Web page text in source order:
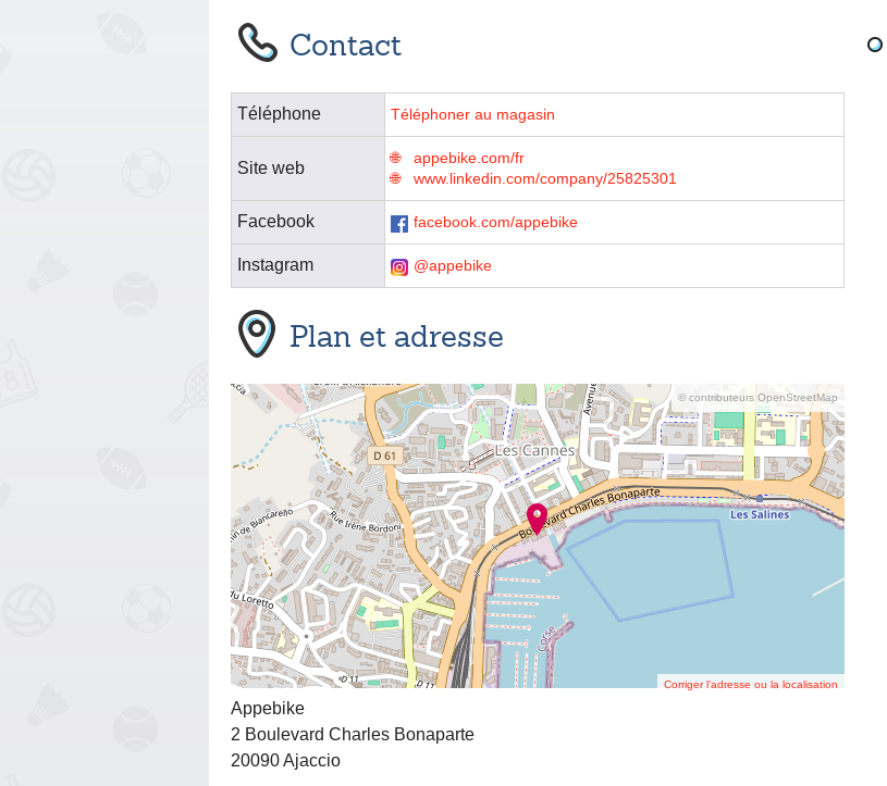
Contact
Téléphone Téléphoner au magasin
Site web
appebike.com/fr
www.linkedin.com/company/25825301
Facebook facebook.com/appebike
Instagram @appebike
Plan et adresse
© contributeurs OpenStreetMap
Corriger l’adresse ou la localisation
Appebike
2 Boulevard Charles Bonaparte
20090 Ajaccio